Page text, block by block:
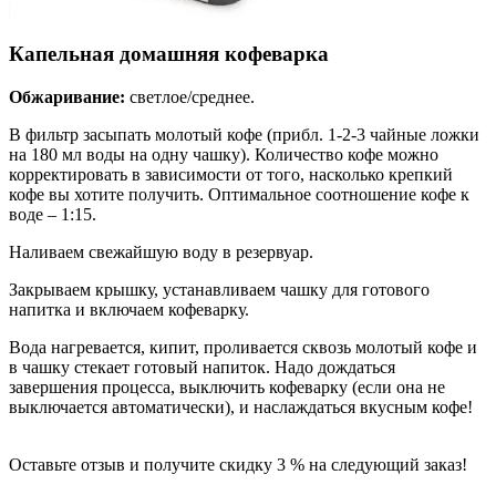
Капельная домашняя кофеварка
Обжаривание: светлое/среднее.
В фильтр засыпать молотый кофе (прибл. 1-2-3 чайные ложки
на 180 мл воды на одну чашку). Количество кофе можно
корректировать в зависимости от того, насколько крепкий
кофе вы хотите получить. Оптимальное соотношение кофе к
воде – 1:15.
Наливаем свежайшую воду в резервуар.
Закрываем крышку, устанавливаем чашку для готового
напитка и включаем кофеварку.
Вода нагревается, кипит, проливается сквозь молотый кофе и
в чашку стекает готовый напиток. Надо дождаться
завершения процесса, выключить кофеварку (если она не
выключается автоматически), и наслаждаться вкусным кофе!
Оставьте отзыв и получите скидку 3 % на следующий заказ!